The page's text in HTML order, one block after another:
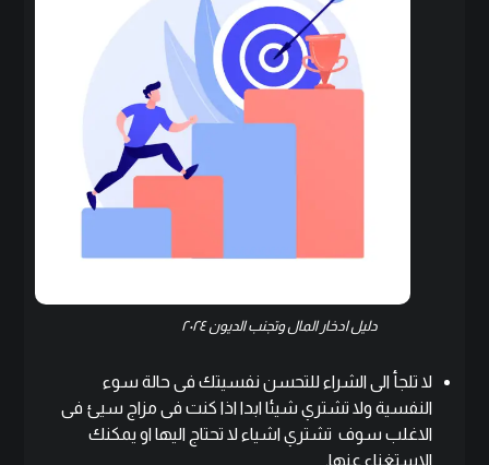
دليل ادخار المال وتجنب الديون ٢٠٢٤
لا تلجأ الى الشراء للتحسن نفسيتك فى حالة سوء
النفسية ولا تشتري شيئا ابدا اذا كنت فى مزاج سيئ فى
الاغلب سوف تشتري اشياء لا تحتاج اليها او يمكنك
الاستغناء عنها.